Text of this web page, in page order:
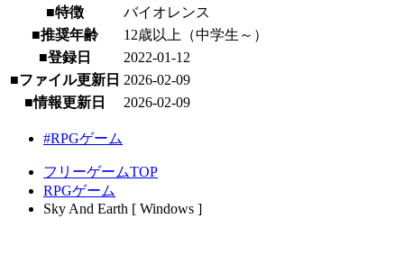
■特徴
バイオレンス
■推奨年齢
12歳以上（中学生～）
■登録日
2022-01-12
■ファイル更新日 2026-02-09
■情報更新日
2026-02-09
#RPGゲーム
フリーゲームTOP
RPGゲーム
Sky And Earth [ Windows ]